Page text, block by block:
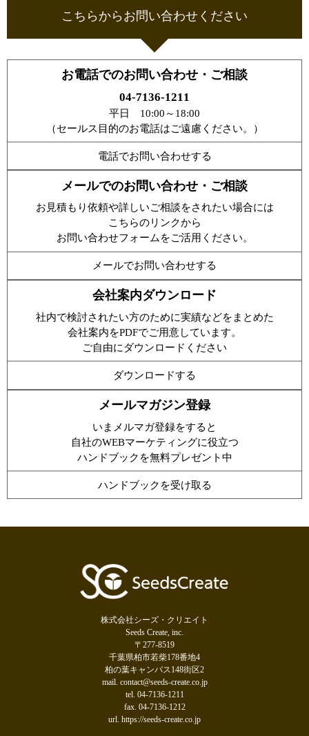
こちらからお問い合わせください
お電話でのお問い合わせ・ご相談
04-7136-1211
平日 10:00～18:00
（セールス目的のお電話はご遠慮ください。）
電話でお問い合わせする
メールでのお問い合わせ・ご相談
お見積もり依頼や詳しいご相談をされたい場合には
こちらのリンクから
お問い合わせフォームをご活用ください。
メールでお問い合わせする
会社案内ダウンロード
社内で検討されたい方のために実績などをまとめた
会社案内をPDFでご用意しています。
ご自由にダウンロードください
ダウンロードする
メールマガジン登録
いまメルマガ登録をすると
自社のWEBマーケティングに役立つ
ハンドブックを無料プレゼント中
ハンドブックを受け取る
株式会社シーズ・クリエイト
Seeds Create, inc.
〒277-8519
千葉県柏市若柴178番地4
柏の葉キャンパス148街区2
mail. contact@seeds-create.co.jp
tel. 04-7136-1211
fax. 04-7136-1212
url. https://seeds-create.co.jp